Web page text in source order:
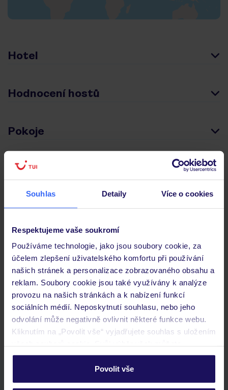
Souhlas Detaily Více o cookies
Respektujeme vaše soukromí
Používáme technologie, jako jsou soubory cookie, za
účelem zlepšení uživatelského komfortu při používání
našich stránek a personalizace zobrazovaného obsahu a
reklam. Soubory cookie jsou také využívány k analýze
provozu na našich stránkách a k nabízení funkcí
sociálních médií. Neposkytnutí souhlasu, nebo jeho
odvolání může negativně ovlivnit některé funkce webu.
Kliknutím na „Povolit vše“ vyjadřujete souhlas s uložením
personalizovat v sekci „Personalizace“.
Podrobné informace o souborech cookie naleznete v
Povolit vše
Hotel
Hodnocení hostů
Pokoje
Stravování
Důležité informace
Často kladené otázky
Jaké doklady jsou potřebné při cestování?
Budeme ubytováni ihned po příjezdu do hotelu?
Kam jít po přistání a vyzvednutí zavazadel?
Zobrazit další